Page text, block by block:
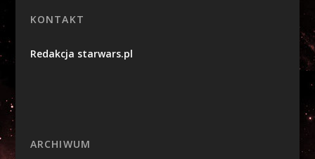
KONTAKT
Redakcja starwars.pl
ARCHIWUM